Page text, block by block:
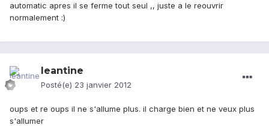
automatic apres il se ferme tout seul ,, juste a le reouvrir
normalement :)
leantine
Posté(e) 23 janvier 2012
oups et re oups il ne s'allume plus. il charge bien et ne veux plus
s'allumer